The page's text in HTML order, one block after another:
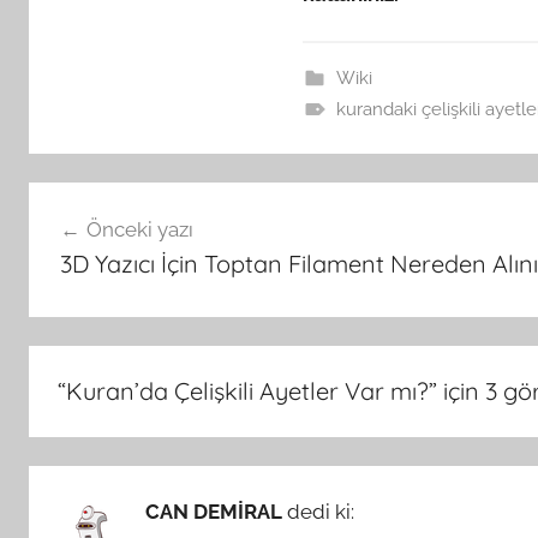
Wiki
kurandaki çelişkili
gezinmesi
Önceki yazı
3D Yazıcı İçin Toptan Filament Nereden
“Kuran’da Çelişkili Ayetler Var mı?” için 3
CAN DEMİRAL dedi ki: